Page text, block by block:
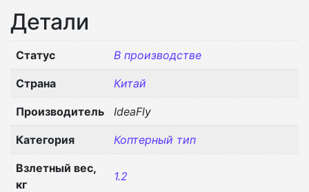
Детали
Статус В производстве
Страна Китай
Производитель IdeaFly
Категория Коптерный тип
Взлетный вес,
кг
1.2